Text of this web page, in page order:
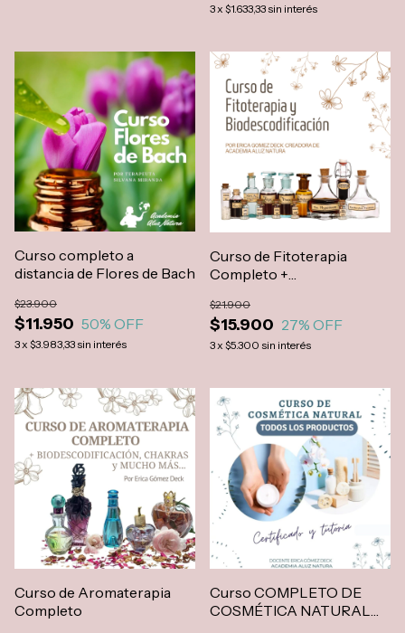
3x $1.633,33sin interés
Curso completo a
distancia de Flores de Bach
$11.950
$23.900
50% OFF
3x $3.983,33sin interés
Curso de Fitoterapia
Completo +
Botanica
$15.900
$21.900
27% OFF
3x $5.300 sin interés
Curso de Aromaterapia
Completo
Curso COMPLETO DE
COSMÉTICA NATURAL